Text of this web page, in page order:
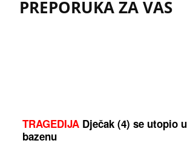
PREPORUKA ZA VAS
TRAGEDIJA Dječak (4) se utopio u
bazenu